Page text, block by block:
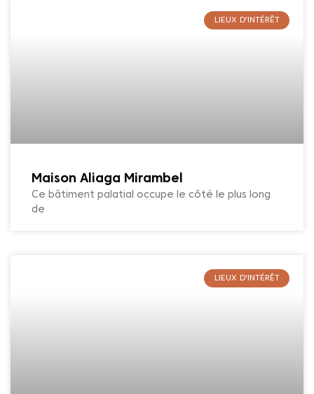
LIEUX D'INTÉRÊT
Maison Aliaga Mirambel
Ce bâtiment palatial occupe le côté le plus long
de
LIEUX D'INTÉRÊT